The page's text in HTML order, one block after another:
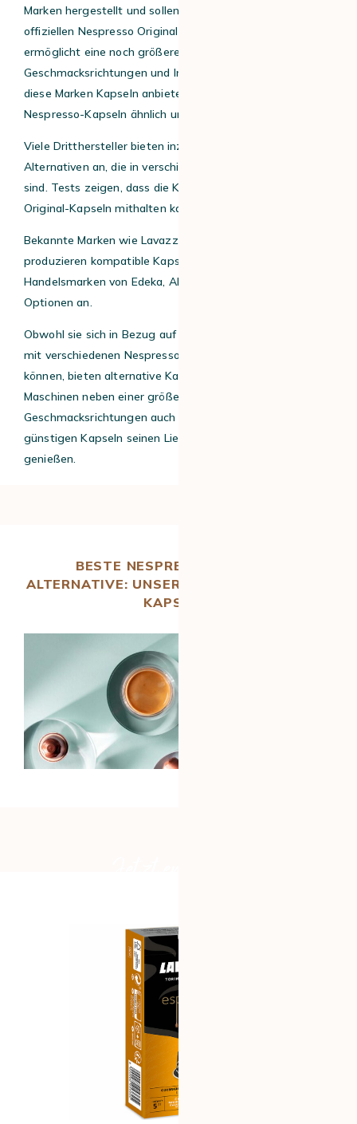
Marken hergestellt und sollen eine Alternative zu den
offiziellen Nespresso Original-Kapseln bieten. Dies
ermöglicht eine noch größere Vielfalt an
Geschmacksrichtungen und Intensitäten, während auch
diese Marken Kapseln anbieten, die den gängigen
Nespresso-Kapseln ähnlich und zugleich günstiger sind.
Viele Dritthersteller bieten inzwischen hochwertige
Alternativen an, die in verschiedenen Sorten erhältlich
sind. Tests zeigen, dass die Konkurrenz qualitativ mit den
Original-Kapseln mithalten kann.
Bekannte Marken wie Lavazza, Dallmayr oder Café Royal
produzieren kompatible Kapseln, aber auch
Handelsmarken von Edeka, Aldi oder Lidl bieten preiswerte
Optionen an.
Obwohl sie sich in Bezug auf Qualität und Kompatibilität
mit verschiedenen Nespresso-Maschinen unterscheiden
können, bieten alternative Kapseln für Nespresso-
Maschinen neben einer größeren Auswahl an
Geschmacksrichtungen auch die Möglichkeit, mit
günstigen Kapseln seinen Lieblingskaffee zu Hause zu
genießen.
BESTE NESPRESSO KAPSELN
ALTERNATIVE: UNSERE TOP 5 DER BESTEN
KAPSELN